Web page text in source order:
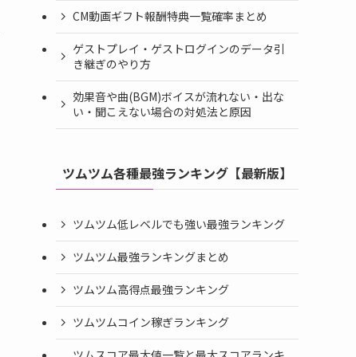
CM動画ギフト報酬特典一覧確率まとめ
ゲストプレイ・ゲストログインのデータ引
き継ぎのやり方
効果音や曲(BGM)ボイスが流れない・出な
い・聞こえない場合の対処法と原因
ツムツム各種最強ランキング【最新版】
ツムツム低レベルでも強い最強ランキング
ツムツム最強ランキングまとめ
ツムツム高得点最強ランキング
ツムツムコイン稼ぎランキング